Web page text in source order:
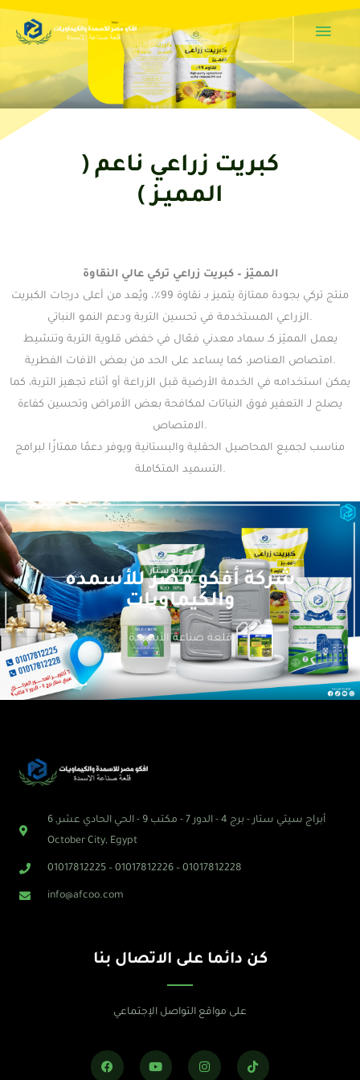
Skip
كبريت زراعي ناعم (
المميـز )
المميّز – كبريت زراعي تركي عالي النقاوة
منتج تركي بجودة ممتازة يتميز بـ نقاوة 99٪، ويُعد من أعلى درجات الكبريت
الزراعي المستخدمة في تحسين التربة ودعم النمو النباتي.
يعمل المميّز كـ سماد معدني فعّال في خفض قلوية التربة وتنشيط
امتصاص العناصر، كما يساعد على الحد من بعض الآفات الفطرية.
يمكن استخدامه في الخدمة الأرضية قبل الزراعة أو أثناء تجهيز التربة، كما
يصلح لـ التعفير فوق النباتات لمكافحة بعض الأمراض وتحسين كفاءة
الامتصاص.
مناسب لجميع المحاصيل الحقلية والبستانية ويوفر دعمًا ممتازًا لبرامج
التسميد المتكاملة.
شركة أفكو مصر للأسمده
والكيماويات
قلعة صناعة الأسمدة
أبراج سيتي ستار - برج 4 - الدور 7 - مكتب 9 - الحي الحادي عشر, 6
October City, Egypt
01017812225 – 01017812226 – 01017812228
info@afcoo.com
كن دائما على الاتصال بنا
على مواقع التواصل الإجتماعي
a
o
n
i